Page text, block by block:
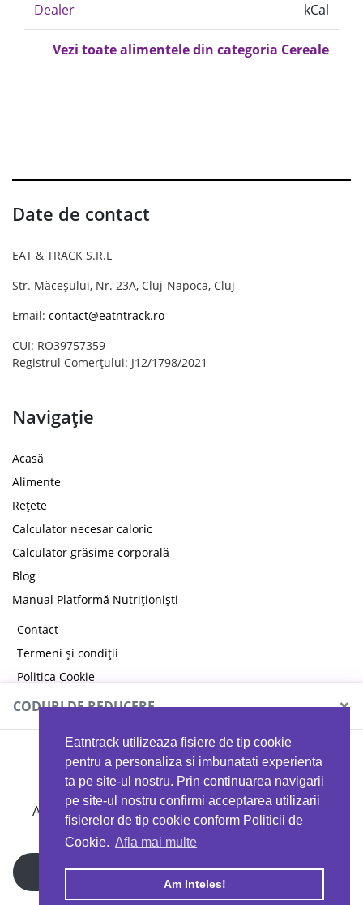
Eatntrack utilizeaza fisiere de tip cookie
pentru a personaliza si imbunatati experienta
ta pe site-ul nostru. Prin continuarea navigarii
pe site-ul nostru confirmi acceptarea utilizarii
fisierelor de tip cookie conform Politicii de
Cookie. Afla mai multe
Am Inteles!
Dealer
kCal
Vezi toate alimentele din categoria Cereale
Date de contact
EAT & TRACK S.R.L
Str. Măceșului, Nr. 23A, Cluj-Napoca, Cluj
Email: contact@eatntrack.ro
CUI: RO39757359
Registrul Comerțului: J12/1798/2021
Navigație
Acasă
Alimente
Rețete
Calculator necesar caloric
Calculator grăsime corporală
Blog
Manual Platformă Nutriționiști
Contact
Termeni și condiții
Politica Cookie
Politica de confidențialitate
Copyright © 2026 EAT & TRACK S.R.L
CODURI DE REDUCERE ×
MYPROTEIN
Ai 40%reducere la orice comandă folosind codul
EATTRACK
Profită acum